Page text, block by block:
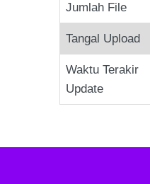
Jumlah File
Tangal Upload
Waktu Terakir
Update